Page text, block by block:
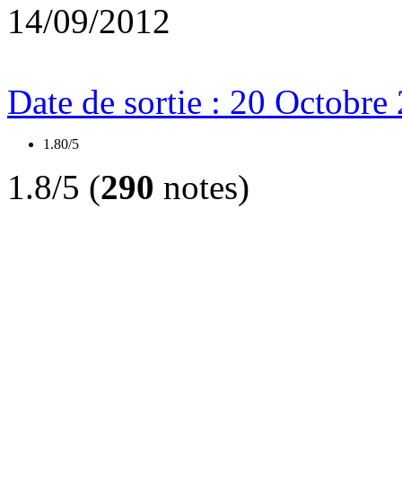
14/09/2012
Date de sortie : 20
1.80/5
1.8/5 (290 notes)